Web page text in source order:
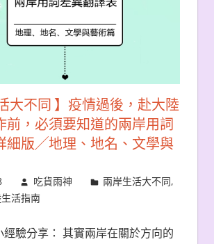
大不同 】疫情過後，赴大陸
前，必須要知道的兩岸用詞
版╱地理、地名、文學與
吃貨雨神 兩岸生活大不同,
活指南
驗分享： 其實兩岸在關於方向的